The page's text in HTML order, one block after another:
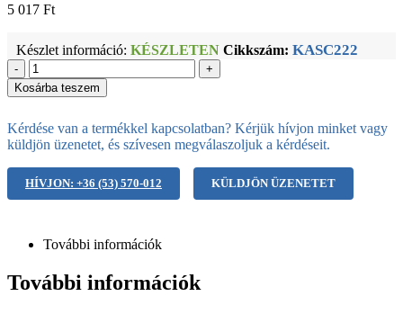
5 017 Ft
Készlet információ: KÉSZLETEN Cikkszám: KASC222
-
+
Kosárba teszem
Kérdése van a termékkel kapcsolatban? Kérjük hívjon minket vagy
küldjön üzenetet, és szívesen megválaszoljuk a kérdéseit.
HÍVJON: +36 (53) 570-012 KÜLDJÖN ÜZENETET
További információk
További információk